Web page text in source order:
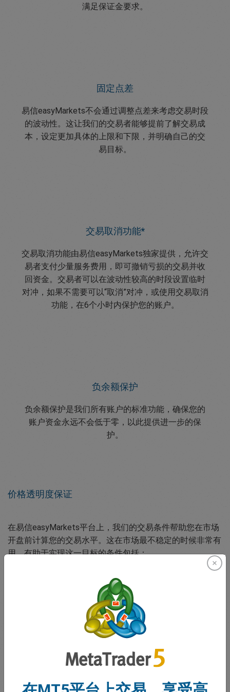
满足保证金要求。
固定点差
易信easyMarkets不会通过调整点差来考虑交易时段
的波动性。这让我们的交易者能够提前了解交易成
本，设定更加具体的上限和下限，并明确自己的交
易目标。
交易取消功能*
交易取消功能由易信easyMarkets独家提供，允许交
易者支付少量服务费用，即可撤销亏损的交易并收
回资金。交易者可以在波动性较高的时段设置临时
对冲，如果不需要可以“取消”对冲，或使用交易取消
功能，在6个小时内保护您的账户。
负余额保护
负余额保护是我们所有账户的标准功能，确保您的
账户资金永远不会低于零，以此提供进一步的保
护。
价格透明度保证
在易信easyMarkets平台上，我们的交易条件帮助您在市场
开盘前计算您的交易水平。这在市场最不稳定的时候非常有
用。有助于实现这一目标的条件包括：
易信easyMarkets绝不会在交易期间因市场波动而修改点
易信easyMarkets平台上无滑点
除了预先知道您的交易成本外，您也可以放心，您的交易会